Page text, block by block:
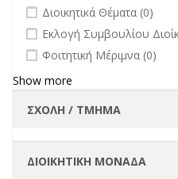
undefined
Διοικητικά Θέματα (0)
undefined
Εκλογή Συμβουλίου
undefined
Φοιτητική Μέριμνα (0)
Show more